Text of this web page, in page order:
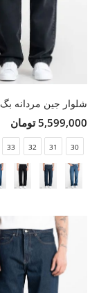
شلوار جین مردانه بگ
5,599,000 تومان
30
31
32
33